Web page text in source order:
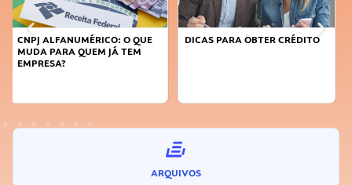
DICAS PARA OBTER CRÉDITO
FAÇA A DIFERENÇA: SEJA
ARQUIVOS